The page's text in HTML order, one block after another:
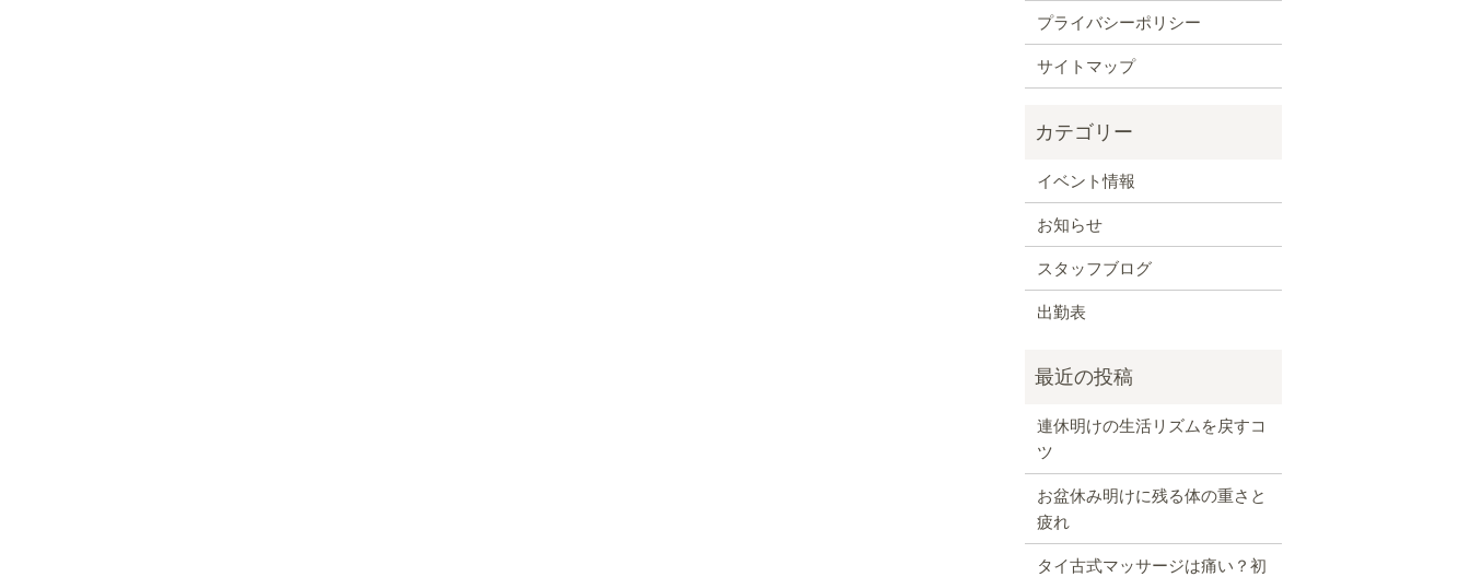
プライバシーポリシー
サイトマップ
イベント情報
お知らせ
スタッフブログ
出勤表
連休明けの生活リズムを戻すコ
ツ
お盆休み明けに残る体の重さと
疲れ
タイ古式マッサージは痛い？初